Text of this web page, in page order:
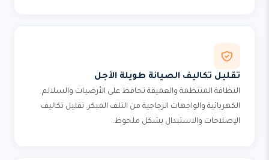
تقليل تكاليف الصيانة طويلة الأجل
النظافة المنتظمة والعميقة تحافظ على الأرضيات والسلالم
الكهربائية والواجهات الزجاجية من التلف المبكر. تقليل تكاليف
الإصلاحات والاستبدال بشكل ملحوظ.